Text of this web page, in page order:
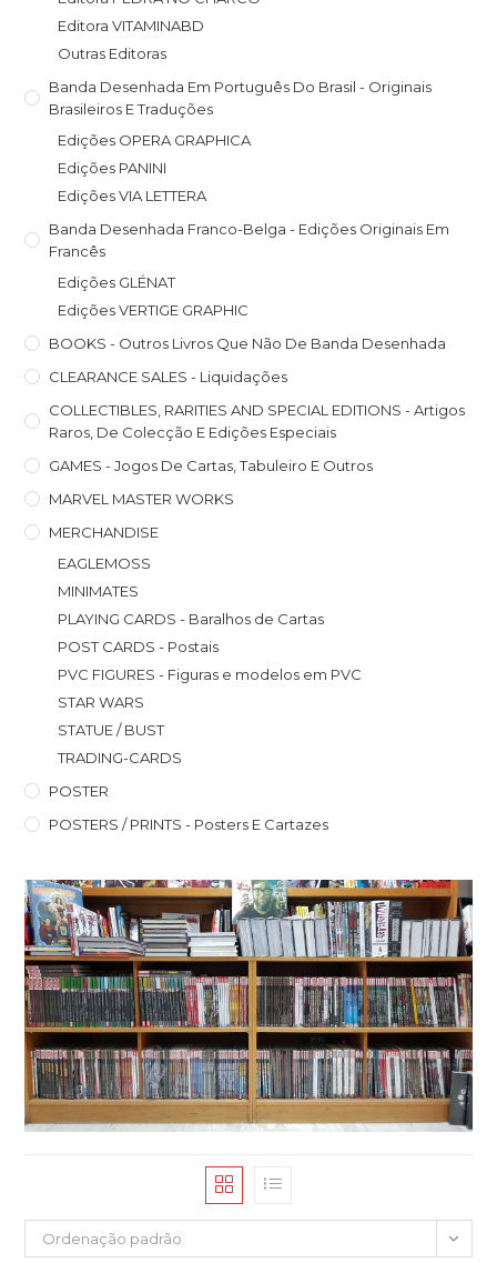
Editora VITAMINABD
Outras Editoras
Banda Desenhada Em Português Do Brasil - Originais
Brasileiros E Traduções
Edições OPERA GRAPHICA
Edições PANINI
Edições VIA LETTERA
Banda Desenhada Franco-Belga - Edições Originais Em
Francês
Edições GLÉNAT
Edições VERTIGE GRAPHIC
BOOKS - Outros Livros Que Não De Banda Desenhada
CLEARANCE SALES - Liquidações
COLLECTIBLES, RARITIES AND SPECIAL EDITIONS - Artigos
Raros, De Colecção E Edições Especiais
GAMES - Jogos De Cartas, Tabuleiro E Outros
MARVEL MASTER WORKS
MERCHANDISE
EAGLEMOSS
MINIMATES
PLAYING CARDS - Baralhos de Cartas
POST CARDS - Postais
PVC FIGURES - Figuras e modelos em PVC
STAR WARS
STATUE / BUST
TRADING-CARDS
POSTER
POSTERS / PRINTS - Posters E Cartazes
Ordenação padrão